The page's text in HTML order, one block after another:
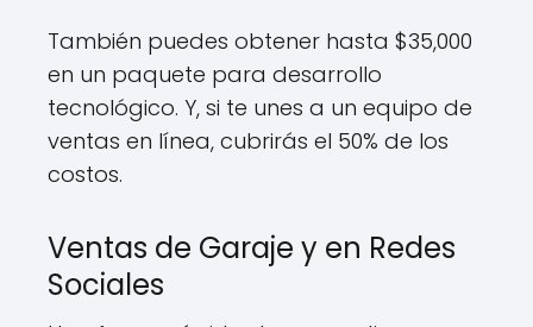
También puedes obtener hasta $35,000
en un paquete para desarrollo
tecnológico. Y, si te unes a un equipo de
ventas en línea, cubrirás el 50% de los
costos.
Ventas de Garaje y en Redes
Sociales